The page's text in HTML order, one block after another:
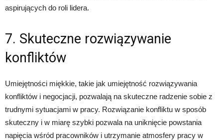
aspirujących do roli lidera.
7. Skuteczne rozwiązywanie
konfliktów
Umiejętności miękkie, takie jak umiejętność rozwiązywania
konfliktów i negocjacji, pozwalają na skuteczne radzenie sobie z
trudnymi sytuacjami w pracy. Rozwiązanie konfliktu w sposób
skuteczny i w miarę szybki pozwala na uniknięcie powstania
napięcia wśród pracowników i utrzymanie atmosfery pracy w